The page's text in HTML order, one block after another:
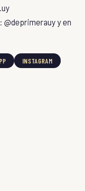
@deprimerauy y en
INSTAGRAM